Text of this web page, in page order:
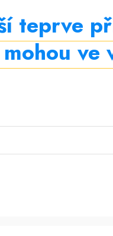
teprve
ve